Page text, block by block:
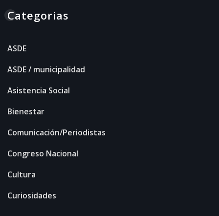
Categorias
ASDE
ASDE / municipalidad
Asistencia Social
Bienestar
Comunicación/Periodistas
Congreso Nacional
Cultura
Curiosidades